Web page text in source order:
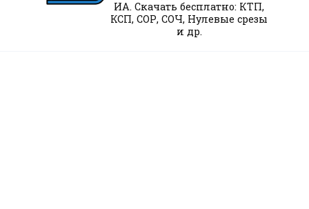
ИА. Скачать бесплатно: КТП,
КСП, СОР, СОЧ, Нулевые срезы
и др.